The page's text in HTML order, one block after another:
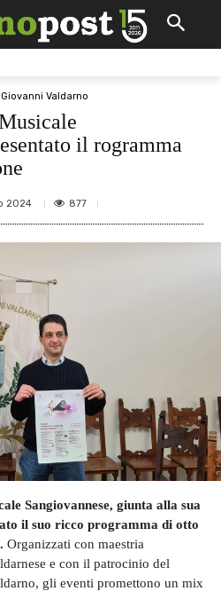
Valdarno
il rogramma
2024 877
Sangiovannese, giunta alla sua
il suo ricco programma di otto
Organizzati con maestria
e con il patrocinio del
gli eventi promettono un mix